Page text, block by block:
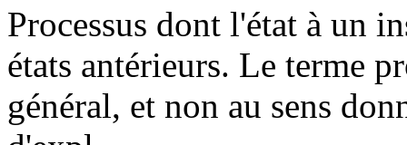
Processus dont l'état à un
états antérieurs. Le terme
général, et non au sens